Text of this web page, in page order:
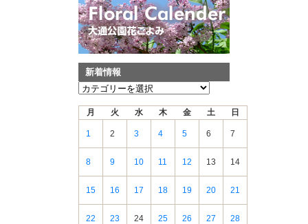
新着情報
新
月 火 水 木 金 土 日
1 2 3 4 5 6 7
8 9 10 11 12 13 14
15 16 17 18 19 20 21
22 23 24 25 26 27 28